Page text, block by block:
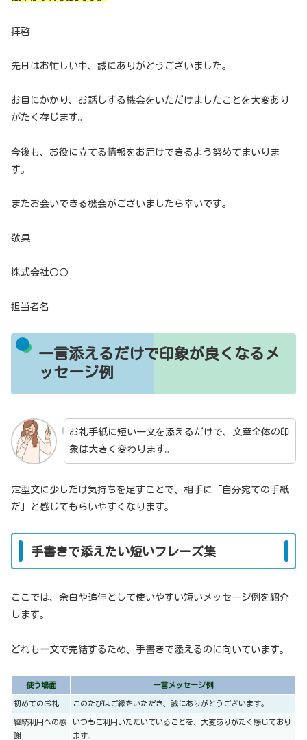
拝啓
先日はお忙しい中、誠にありがとうございました。
お目にかかり、お話しする機会をいただけましたことを大変あり
がたく存じます。
今後も、お役に立てる情報をお届けできるよう努めてまいりま
す。
またお会いできる機会がございましたら幸いです。
敬具
株式会社〇〇
担当者名
一言添えるだけで印象が良くなるメ
ッセージ例
お礼手紙に短い一文を添えるだけで、文章全体の印
象は大きく変わります。
定型文に少しだけ気持ちを足すことで、相手に「自分宛ての手紙
だ」と感じてもらいやすくなります。
手書きで添えたい短いフレーズ集
ここでは、余白や追伸として使いやすい短いメッセージ例を紹介
します。
どれも一文で完結するため、手書きで添えるのに向いています。
使う場面 一言メッセージ例
初めてのお礼 このたびはご縁をいただき、誠にありがとうございます。
継続利用への感
謝
いつもご利用いただいていることを、大変ありがたく感じており
ます。